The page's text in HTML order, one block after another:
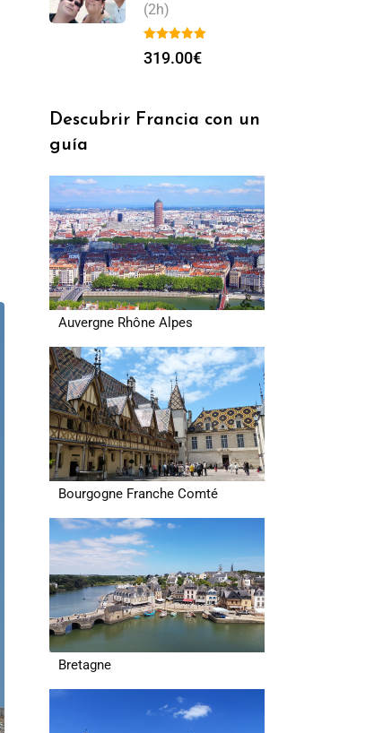
(2h)
319.00€
Descubrir Francia con un
guía
Auvergne Rhône Alpes
Bourgogne Franche Comté
Bretagne